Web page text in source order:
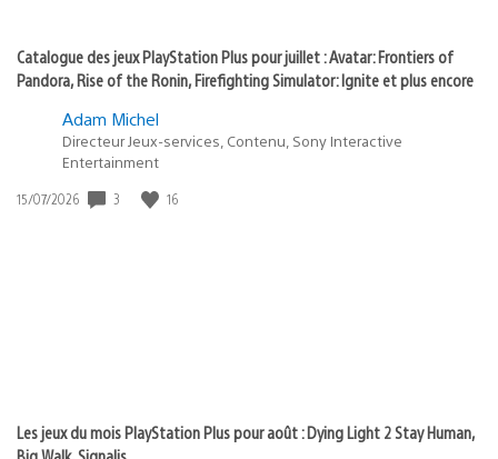
Catalogue des jeux PlayStation Plus pour juillet : Avatar: Frontiers of
Pandora, Rise of the Ronin, Firefighting Simulator: Ignite et plus encore
Adam Michel
Directeur Jeux-services, Contenu, Sony Interactive
Entertainment
Date
15/07/2026 3 16
Les jeux du mois PlayStation Plus pour août : Dying Light 2 Stay Human,